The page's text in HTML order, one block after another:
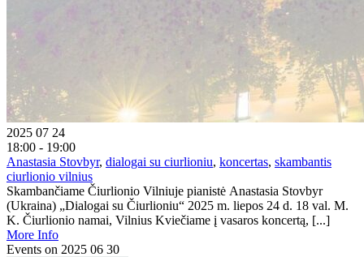
2025 07 24
18:00 - 19:00
Anastasia Stovbyr, dialogai su ciurlioniu, koncertas, skambantis
ciurlionio vilnius
Skambančiame Čiurlionio Vilniuje pianistė Anastasia Stovbyr
(Ukraina) „Dialogai su Čiurlioniu“ 2025 m. liepos 24 d. 18 val. M.
K. Čiurlionio namai, Vilnius Kviečiame į vasaros koncertą, [...]
More Info
Events on 2025 06 30